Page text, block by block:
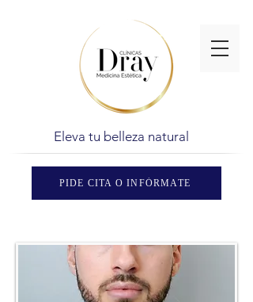
Eleva tu belleza natural
PIDE CITA O INFÓRMATE